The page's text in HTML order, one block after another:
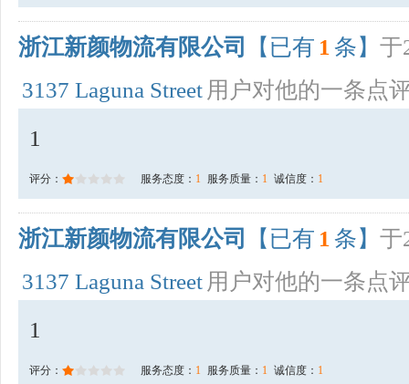
浙江新颜物流有限公司 【已有 1 条】 于
3137 Laguna Street 用户对他的一条点
1
评分： 服务态度： 1 服务质量： 1 诚信度： 1
浙江新颜物流有限公司 【已有 1 条】 于
3137 Laguna Street 用户对他的一条点
1
评分： 服务态度： 1 服务质量： 1 诚信度： 1